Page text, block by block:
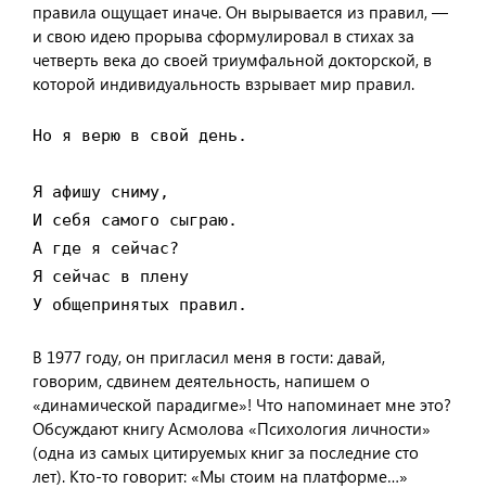
правила ощущает иначе. Он вырывается из правил, —
и свою идею прорыва сформулировал в стихах за
четверть века до своей триумфальной докторской, в
которой индивидуальность взрывает мир правил.
Но я верю в свой день.
Я афишу сниму,
И себя самого сыграю.
А где я сейчас?
Я сейчас в плену
У общепринятых правил.
В 1977 году, он пригласил меня в гости: давай,
говорим, сдвинем деятельность, напишем о
«динамической парадигме»! Что напоминает мне это?
Обсуждают книгу Асмолова «Психология личности»
(одна из самых цитируемых книг за последние сто
лет). Кто-то говорит: «Мы стоим на платформе…»